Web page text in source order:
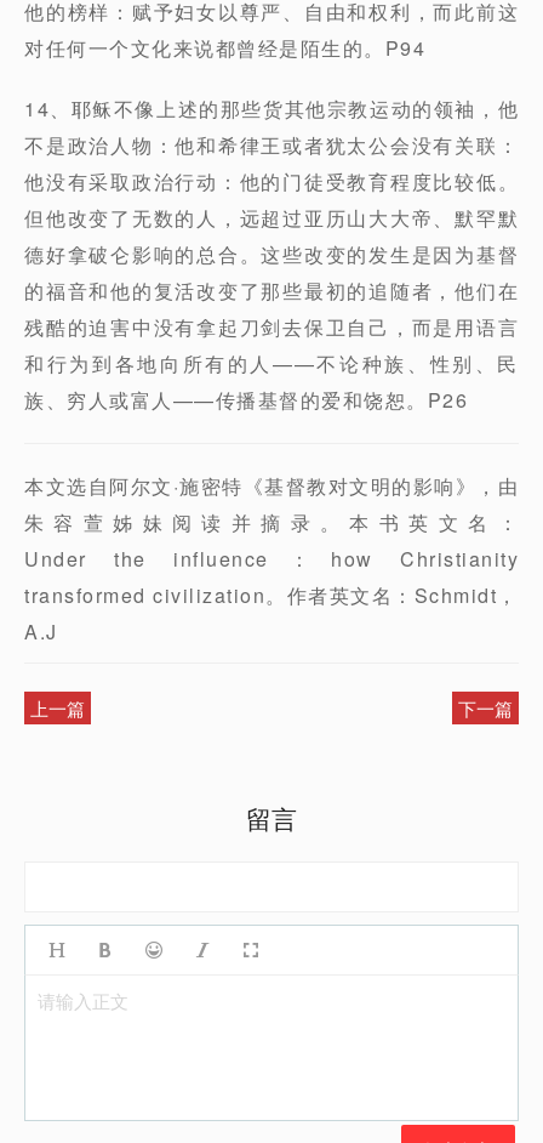
他的榜样：赋予妇女以尊严、自由和权利，而此前这
对任何一个文化来说都曾经是陌生的。P94
14、耶稣不像上述的那些货其他宗教运动的领袖，他
不是政治人物：他和希律王或者犹太公会没有关联：
他没有采取政治行动：他的门徒受教育程度比较低。
但他改变了无数的人，远超过亚历山大大帝、默罕默
德好拿破仑影响的总合。这些改变的发生是因为基督
的福音和他的复活改变了那些最初的追随者，他们在
残酷的迫害中没有拿起刀剑去保卫自己，而是用语言
和行为到各地向所有的人——不论种族、性别、民
族、穷人或富人——传播基督的爱和饶恕。P26
本文选自阿尔文·施密特《基督教对文明的影响》，由
朱容萱姊妹阅读并摘录。本书英文名：
Under the influence：how Christianity
transformed civilization。作者英文名：Schmidt，
A.J
上一篇 下一篇
留言
请输入正文